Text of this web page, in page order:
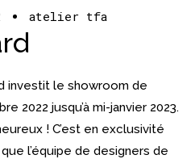
atelier tfa
investit le showroom de
2022 jusqu’à mi-janvier 2023.
! C’est en exclusivité
l’équipe de designers de